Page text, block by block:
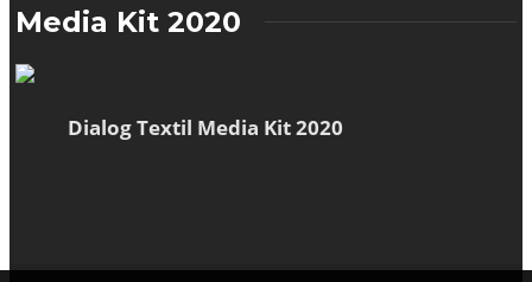
Media Kit 2020
Dialog Textil Media Kit 2020